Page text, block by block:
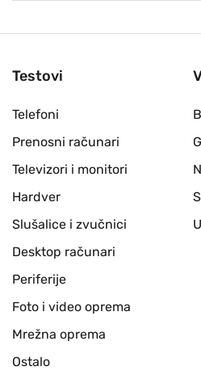
Testovi
Telefoni
Prenosni računari
Televizori i monitori
Hardver
Slušalice i zvučnici
Desktop računari
Periferije
Foto i video oprema
Mrežna oprema
Ostalo